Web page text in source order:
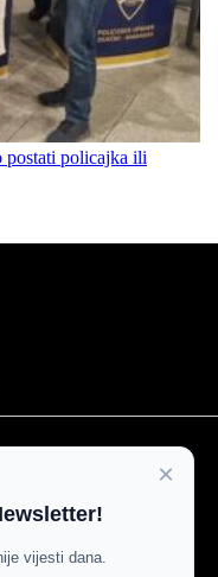
postati policajka ili
×
vijesti dana.